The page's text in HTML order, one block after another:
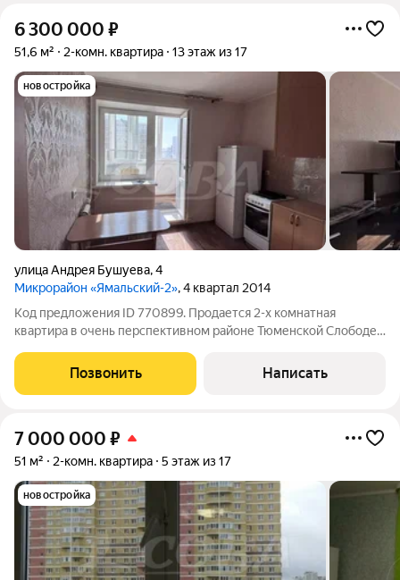
6 300 000 ₽
51,6 м² 2-комн. квартира 13 этаж из 17
новостройка
улица Андрея Бушуева,4
Микрорайон «Ямальский-2», 4 квартал 2014
Код предложения ID 770899. Продается 2-х комнатная
квартира в очень перспективном районе Тюменской Слободе.
остается в квартире, раздельный санузел. Балкон застеклен,
отопление
Позвонить Написать
7 000 000 ₽
51 м² 2-комн. квартира 5 этаж из 17
новостройка